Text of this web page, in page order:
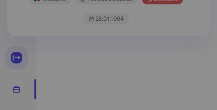
28.01.1994